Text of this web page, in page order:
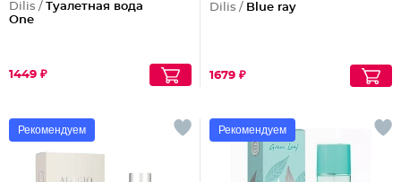
Dilis / Туалетная вода
One
1449 ₽
Dilis / Blue ray
1679 ₽
Рекомендуем Рекомендуем